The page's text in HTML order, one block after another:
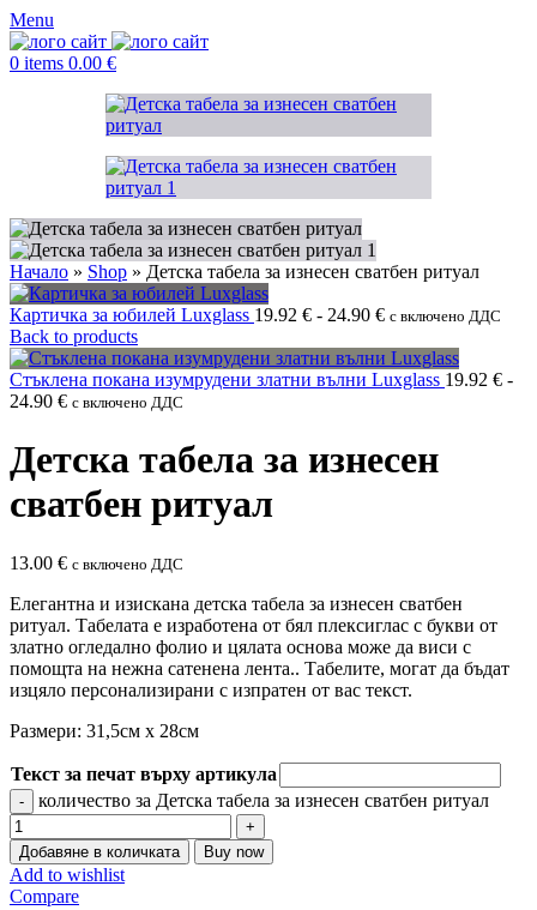
Menu
0 items 0.00 €
Начало » Shop » Детска табела за изнесен сватбен ритуал
Картичка за юбилей Luxglass 19.92 € - 24.90 € с включено ДДС
Back to products
Стъклена покана изумрудени златни вълни Luxglass 19.92 € -
24.90 € с включено ДДС
Детска табела за изнесен
сватбен ритуал
13.00 € с включено ДДС
Елегантна и изискана детска табела за изнесен сватбен
ритуал. Табелата е изработена от бял плексиглас с букви от
златно огледално фолио и цялата основа може да виси с
помощта на нежна сатенена лента.. Табелите, могат да бъдат
изцяло персонализирани с изпратен от вас текст.
Размери: 31,5см х 28см
Текст за печат върху артикула
количество за Детска табела за изнесен сватбен ритуал
Добавяне в количката Buy now
Add to wishlist
Compare